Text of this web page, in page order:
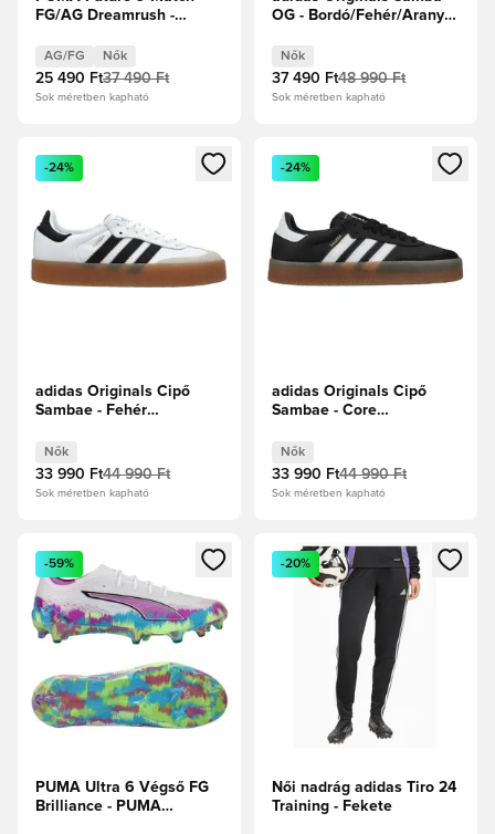
FG/AG Dreamrush -
AG/FG Nők
25 490 Ft37 490 Ft
Sok méretben kapható
OG - Bordó/Fehér/Arany
Nők
37 490 Ft48 990 Ft
Sok méretben kapható
Megnyit egy modált a bejelentkezéshez vagy a tagként
-24%
adidas Originals Cipő
Sambae - Fehér
metál Női
Nők
33 990 Ft44 990 Ft
Sok méretben kapható
Megnyit egy modált a
-24%
adidas Originals Cipő
Sambae - Core
metál Női
Nők
33 990 Ft44 990 Ft
Sok méretben kapható
Megnyit egy modált a bejelentkezéshez vagy a tagként
-59%
PUMA Ultra 6 Végső FG
Brilliance - PUMA
Megnyit egy modált a
-20%
Női nadrág adidas Tiro 24
Training - Fekete